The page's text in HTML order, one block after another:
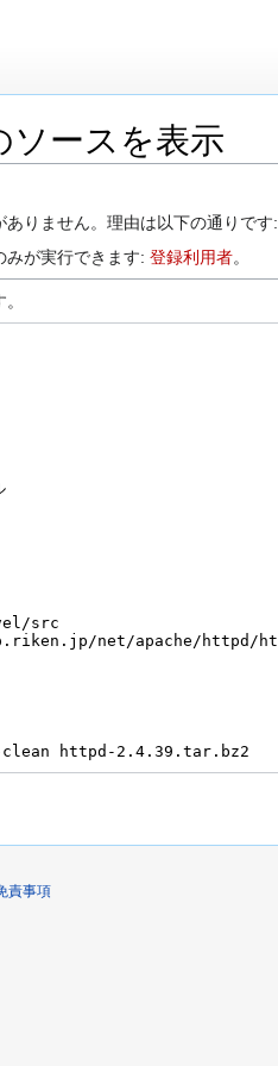
ソースを表示
りません。理由は以下の通りです:
みが実行できます: 登録利用者。
責事項